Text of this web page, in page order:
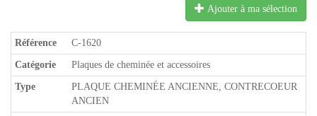
Ajouter à ma sélection
Référence C-1620
Catégorie Plaques de cheminée et accessoires
Type
PLAQUE CHEMINÉE ANCIENNE, CONTRECOEUR
ANCIEN